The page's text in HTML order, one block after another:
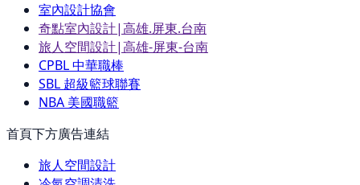
室內設計協會
奇點室內設計|高雄.屏東.台南
旅人空間設計|高雄-屏東-台南
CPBL 中華職棒
SBL 超級籃球聯賽
NBA 美國職籃
首頁下方廣告連結
旅人空間設計